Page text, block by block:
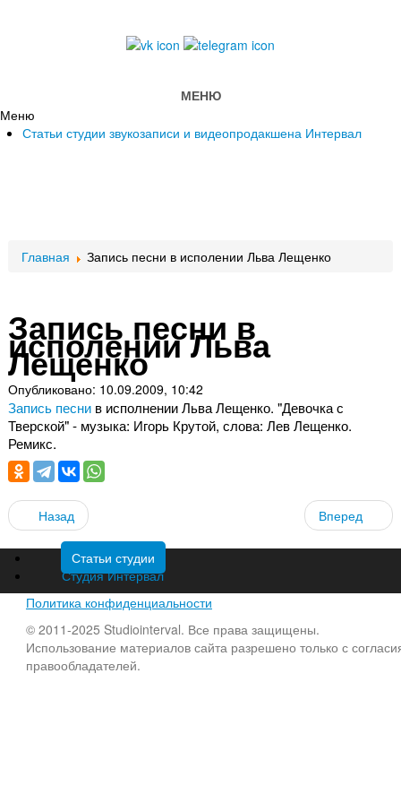
МЕНЮ
Меню
Статьи студии звукозаписи и видеопродакшена Интервал
Главная Запись песни в исполении Льва Лещенко
Запись песни в
исполении Льва
Лещенко
Опубликовано: 10.09.2009, 10:42
Запись песнив исполнении Льва Лещенко. "Девочка с
Тверской" - музыка: Игорь Крутой, слова: Лев Лещенко.
Ремикс.
Назад Вперед
Статьи студии
Студия Интервал
Политика конфиденциальности
© 2011-2025 Studiointerval. Все права защищены.
Использование материалов сайта разрешено только с
правообладателей.